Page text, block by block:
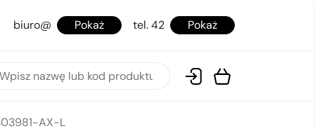
biuro@ Pokaż tel. 42 Pokaż
AX-L